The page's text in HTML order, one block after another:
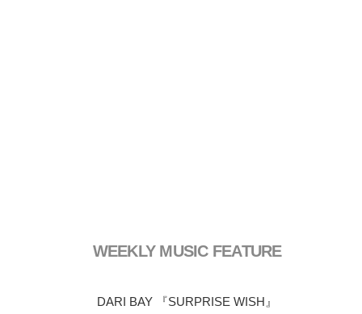
WEEKLY MUSIC FEATURE
DARI BAY 『SURPRISE WISH』